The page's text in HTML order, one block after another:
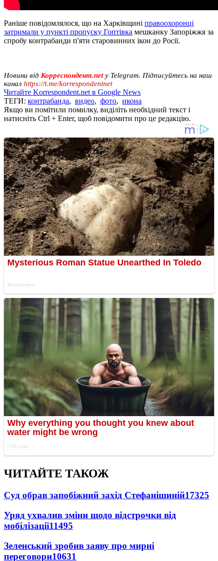
Раніше повідомлялося, що на Харківщині правоохоронці
затримали у пункті пропуску Гоптівка мешканку Запоріжжя за
спробу контрабанди п'яти старовинних ікон до Росії.
Новини від Корреспондент.netу Telegram. Підписуйтесь на наш
канал https://t.me/korrespondentnet
Читайте Korrespondent.net в Google News
ТЕГИ: контрабанда, видео, фото, икона
Якщо ви помітили помилку, виділіть необхідний текст і
натисніть Ctrl + Enter, щоб повідомити про це редакцію.
ЧИТАЙТЕ ТАКОЖ
Суд обрав запобіжний захід Стефанішиній17325
Уряд ухвалив зміни щодо відстрочки від
мобілізації11495
Зеленський зробив заяву про мирні
переговори10631